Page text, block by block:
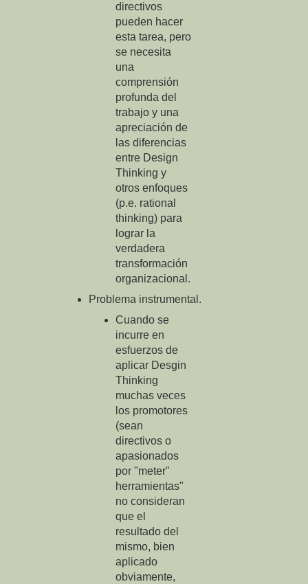
directivos
pueden hacer
esta tarea, pero
se necesita
una
comprensión
profunda del
trabajo y una
apreciación de
las diferencias
entre Design
Thinking y
otros enfoques
(p.e. rational
thinking) para
lograr la
verdadera
transformación
organizacional.
Problema instrumental.
Cuando se
incurre en
esfuerzos de
aplicar Desgin
Thinking
muchas veces
los promotores
(sean
directivos o
apasionados
por "meter"
herramientas"
no consideran
que el
resultado del
mismo, bien
aplicado
obviamente,